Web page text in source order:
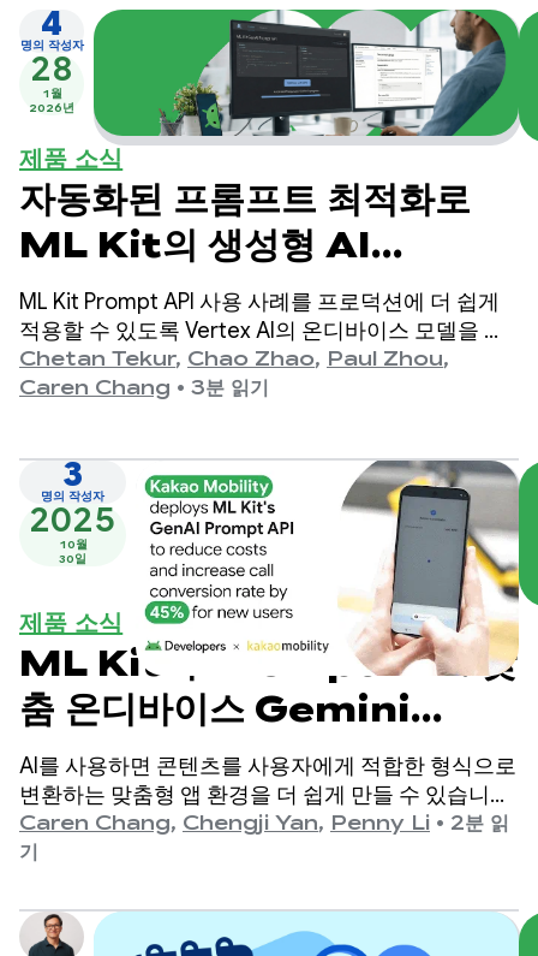
4
명의 작성자
28
1월
2026년
제품 소식
자동화된 프롬프트 최적화로
ML Kit의 생성형 AI
Prompt API의 품질을 개선
하는 방법
ML Kit Prompt API 사용 사례를 프로덕션에 더 쉽게
적용할 수 있도록 Vertex AI의 온디바이스 모델을 타
겟팅하는 자동화된 프롬프트 최적화 (APO)를 발표하
게 되어 기쁩니다. 자동화된 프롬프트 최적화는 사용
Chetan Tekur, Chao Zhao, Paul Zhou,
Caren Chang • 3분 읽기
3
명의 작성자
2025
10월
30일
제품 소식
ML Kit의 Prompt API: 맞
춤 온디바이스 Gemini
Nano 환경 제공
AI를 사용하면 콘텐츠를 사용자에게 적합한 형식으로
변환하는 맞춤형 앱 환경을 더 쉽게 만들 수 있습니다.
이전에 개발자는 요약 및 이미지 설명과 같은 특정 사
용 사례에 맞게 조정된 ML Kit 생성형 AI API를 통해
Caren Chang, Chengji Yan, Penny Li • 2분 읽
기